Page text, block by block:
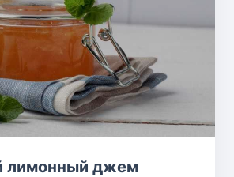
лимонный джем